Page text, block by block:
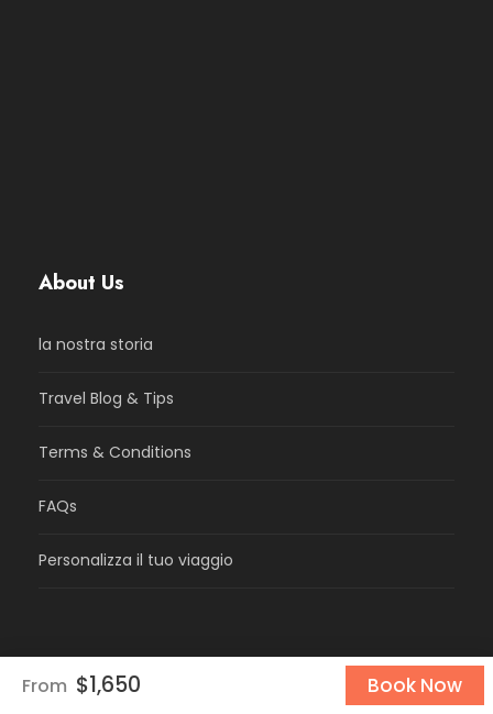
From $1,650 Book Now
About Us
la nostra storia
Travel Blog & Tips
Terms & Conditions
FAQs
Personalizza il tuo viaggio
Our Services